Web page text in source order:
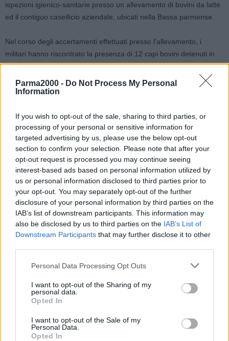
Parma2000 - Do Not Process My Personal
Information
If you wish to opt-out of the sale, sharing to third parties, or
processing of your personal or sensitive information for
targeted advertising by us, please use the below opt-out
section to confirm your selection. Please note that after your
opt-out request is processed you may continue seeing
interest-based ads based on personal information utilized by
us or personal information disclosed to third parties prior to
your opt-out. You may separately opt-out of the further
disclosure of your personal information by third parties on the
IAB’s list of downstream participants. This information may
also be disclosed by us to third parties on the IAB’s List of
Downstream Participants that may further disclose it to other
Personal Data Processing Opt Outs
I want to opt-out of the Sharing of my
personal data.
Opted In
I want to opt-out of the Sale of my
Personal Data.
Opted In
ispezioni igienico-sanitarie presso un allevamento di bovini da latte
ed il contiguo caseificio aziendale, ubicati nella Bassa parmense.
Nel corso degli accertamenti effettuati presso l’allevamento, i
militari hanno riscontrato la presenza di 12 capi bovini detenuti in
condizioni non confacenti al corretto sviluppo degli animali, poiché
stabilmente legati. 7 capi bovini, del valore commerciale
complessivo di circa 1.000 euro, sono stati inoltre sottoposti a
auricolari identificativi. Le verifiche hanno altresì evidenziato
carenze igieniche all’interno della sala mungitura e nei locali
destinati alla raccolta del latte, dovute alla presenza di materiale
fecale sulle pareti, nonché ad accumuli diffusi di polvere sulle
tubature e sul tank di raccolta del latte.
Presso il caseificio aziendale sono invece emerse diverse criticità di
natura igienico-sanitaria, strutturale e gestionale. In particolare,
sono state rilevate irregolarità relative all’abbigliamento del
personale impiegato, alla presenza di insetti nei locali produttivi, a
distacchi di intonaco in prossimità delle vasche di affioramento,
nonché a polvere e ragnatele diffuse sulle superfici murarie.
Ulteriori violazioni hanno riguardato la presenza di fascere e
mancata registrazione dello scarico dei sottoprodotti di origine
animale relativi alla cessione del siero del latte per uso zootecnico
degli infestanti. Durante il controllo, infatti, sono state rinvenute
mosche vive nei locali di lavorazione e numerosi insetti morti,